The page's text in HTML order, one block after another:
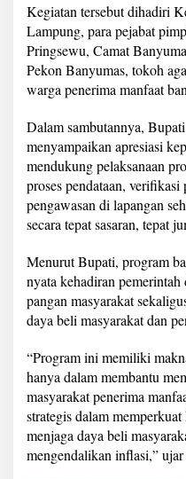
g
n
P
e
m
i
n
t
a
h
a
u
n
2
2
d
i
P
e
k
o
n
Kegiatan tersebut dihadiri
Lampung, para pejabat
Pringsewu, Camat
Pekon Banyumas, tokoh
warga penerima manfaat
Dalam sambutannya,
menyampaikan apresiasi
mendukung pelaksanaan
proses pendataan,
pengawasan di lapangan
secara tepat sasaran, tepat
Menurut Bupati, program
nyata kehadiran pemerintah
pangan masyarakat
daya beli masyarakat dan
“Program ini memiliki
hanya dalam membantu
masyarakat penerima
strategis dalam
menjaga daya beli
mengendalikan inflasi,”